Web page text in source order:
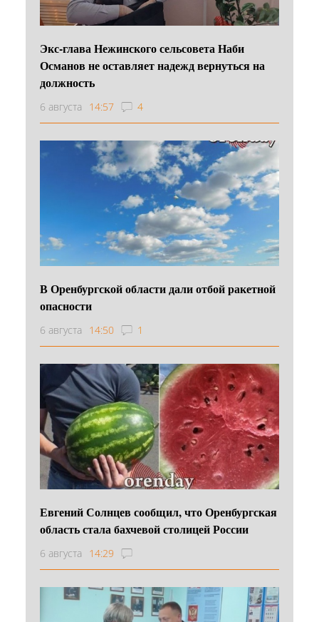
Экс-глава Нежинского сельсовета Наби
Османов не оставляет надежд вернуться на
должность
6 августа 14:57 4
В Оренбургской области дали отбой ракетной
опасности
6 августа 14:50 1
Евгений Солнцев сообщил, что Оренбургская
область стала бахчевой столицей России
6 августа 14:29